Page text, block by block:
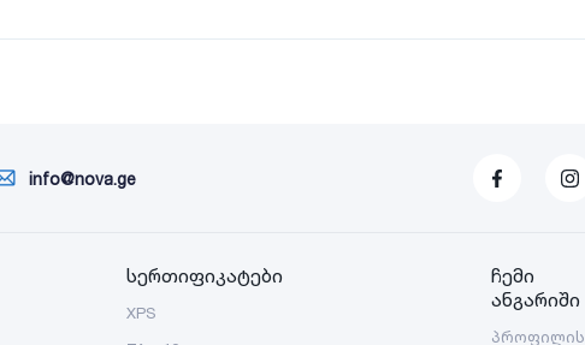
info@nova.ge
სერთიფიკატები
XPS
ჩემი
ანგარიში
პროფილის